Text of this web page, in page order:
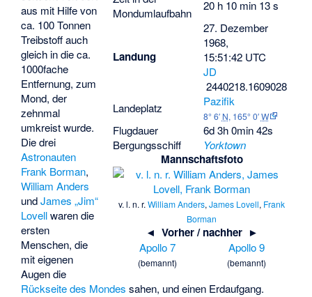
Mondumlaufbahn
20 h 10 min 13 s
Landung
27. Dezember
1968,
15:51:42 UTC
JD
2440218.1609028
Landeplatz
Pazifik
8° 6′ N, 165° 0′W
Flugdauer
6d 3h 0min 42s
Bergungsschiff
Yorktown
Mannschaftsfoto
v. l. n. r.William Anders,James Lovell, Frank
Borman
◄ Vorher / nachher ►
Apollo 7
(bemannt)
Apollo 9
(bemannt)
aus mit Hilfe von
ca. 100 Tonnen
Treibstoff auch
gleich in die ca.
1000fache
Entfernung, zum
Mond, der
zehnmal
umkreist wurde.
Die drei
Astronauten
Frank Borman,
William Anders
undJames „Jim“
Lovellwaren die
ersten
Menschen, die
mit eigenen
Augen die
Rückseite des Mondes sahen, und einen Erdaufgang.